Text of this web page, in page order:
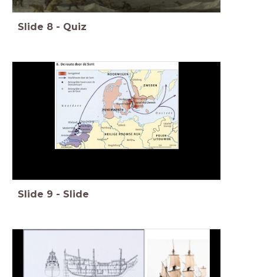
Slide 8 - Quiz
Slide 9 - Slide